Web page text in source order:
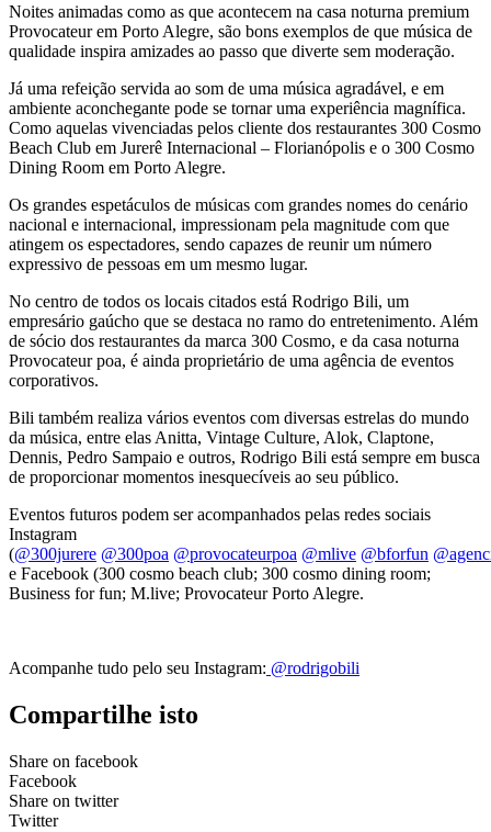
Noites animadas como as que acontecem na casa noturna premium
Provocateur em Porto Alegre, são bons exemplos de que música de
qualidade inspira amizades ao passo que diverte sem moderação.
Já uma refeição servida ao som de uma música agradável, e em
ambiente aconchegante pode se tornar uma experiência magnífica.
Como aquelas vivenciadas pelos cliente dos restaurantes 300 Cosmo
Beach Club em Jurerê Internacional – Florianópolis e o 300 Cosmo
Dining Room em Porto Alegre.
Os grandes espetáculos de músicas com grandes nomes do cenário
nacional e internacional, impressionam pela magnitude com que
atingem os espectadores, sendo capazes de reunir um número
expressivo de pessoas em um mesmo lugar.
No centro de todos os locais citados está Rodrigo Bili, um
empresário gaúcho que se destaca no ramo do entretenimento. Além
de sócio dos restaurantes da marca 300 Cosmo, e da casa noturna
Provocateur poa, é ainda proprietário de uma agência de eventos
corporativos.
Bili também realiza vários eventos com diversas estrelas do mundo
da música, entre elas Anitta, Vintage Culture, Alok, Claptone,
Dennis, Pedro Sampaio e outros, Rodrigo Bili está sempre em busca
de proporcionar momentos inesquecíveis ao seu público.
Eventos futuros podem ser acompanhados pelas redes sociais
Instagram
(@300jurere @300poa @provocateurpoa @mlive @bforfun
e Facebook (300 cosmo beach club; 300 cosmo dining room;
Business for fun; M.live; Provocateur Porto Alegre.
Acompanhe tudo pelo seu Instagram: @rodrigobili
Compartilhe isto
Share on facebook
Facebook
Share on twitter
Twitter